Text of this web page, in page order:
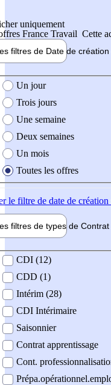
uniquement
France Travail Cette
filtres de Date de création
création de l'offre
Un jour
Trois jours
Une semaine
Deux semaines
Un mois
Toutes les offres
le filtre de date de
filtres de types de Contrat
contrat
CDI (12)
CDD (1)
Intérim (28)
CDI Intérimaire
Saisonnier
Contrat apprentissage
Cont.